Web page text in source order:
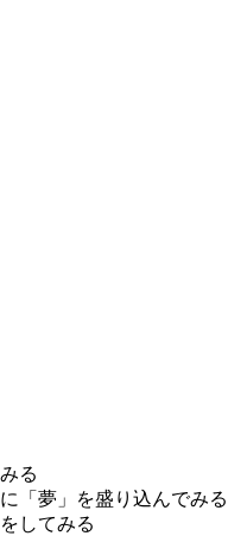
る
「夢」を盛り込んでみる
してみる